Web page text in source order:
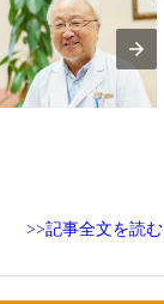
>>記事全文を読む